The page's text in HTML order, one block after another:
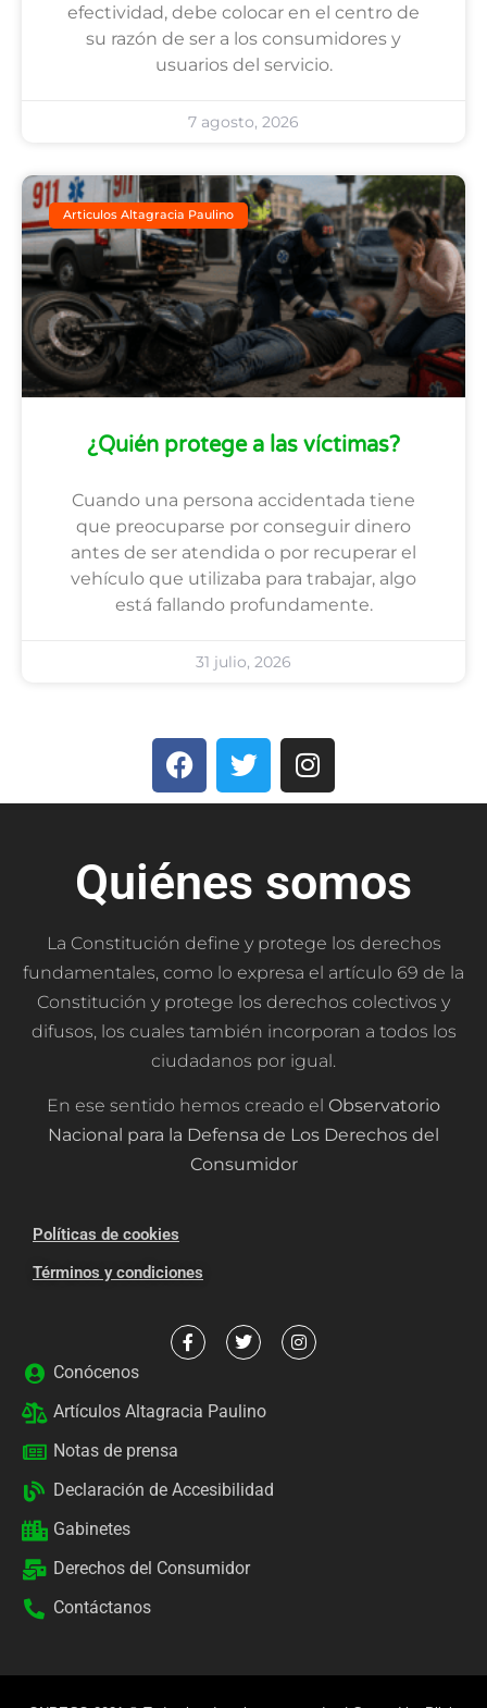
efectividad, debe colocar en el centro de
su razón de ser a los consumidores y
usuarios del servicio.
7 agosto, 2026
Articulos Altagracia Paulino
¿Quién protege a las víctimas?
Cuando una persona accidentada tiene
que preocuparse por conseguir dinero
antes de ser atendida o por recuperar el
vehículo que utilizaba para trabajar, algo
está fallando profundamente.
31 julio, 2026
Quiénes somos
La Constitución define y protege los derechos
fundamentales, como lo expresa el artículo 69 de la
Constitución y protege los derechos colectivos y
difusos, los cuales también incorporan a todos los
ciudadanos por igual.
En ese sentido hemos creado el Observatorio
Nacional para la Defensa de Los Derechos del
Consumidor
Políticas de cookies
Términos y condiciones
Conócenos
Artículos Altagracia Paulino
Notas de prensa
Declaración de Accesibilidad
Gabinetes
Derechos del Consumidor
Contáctanos